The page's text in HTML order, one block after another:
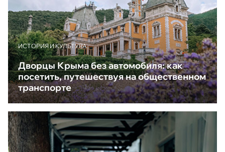
ИСТОРИЯ И КУЛЬТУРА
Дворцы Крыма без автомобиля: как
посетить, путешествуя на общественном
транспорте